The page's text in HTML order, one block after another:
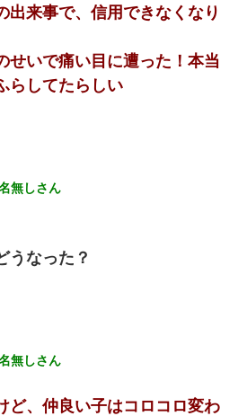
出来事で、信用できなくなり
せいで痛い目に遭った！本当
らしてたらしい
無しさん
うなった？
無しさん
ど、仲良い子はコロコロ変わ